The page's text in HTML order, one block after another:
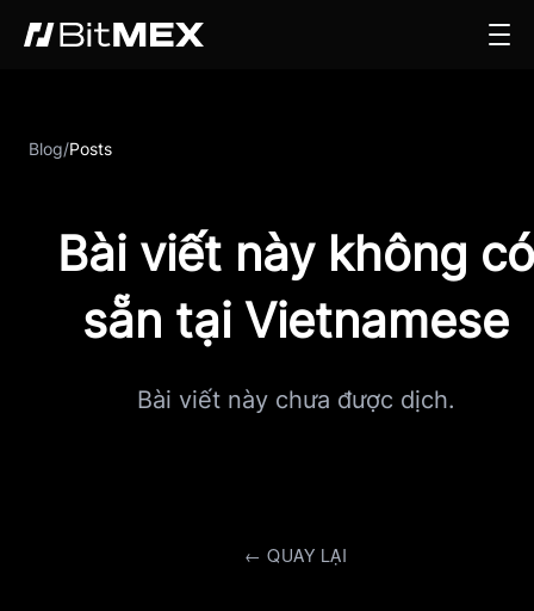
Blog/Posts
Bài viết này không có
sẵn tại Vietnamese
Bài viết này chưa được dịch.
← QUAY LẠI